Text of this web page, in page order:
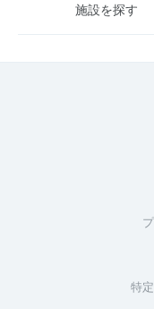
施設を探す
特